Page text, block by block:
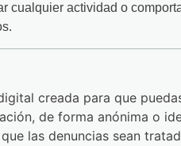
cualquier actividad o
creada para que
de forma anónima o
las denuncias sean